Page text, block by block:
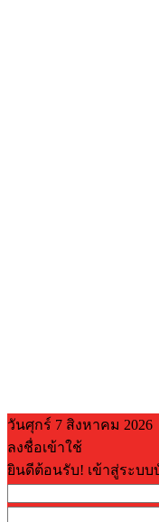
วันศุกร์ 7 สิงหาคม 2026
ลงชื่อเข้าใช้
ยินดีต้อนรับ! เข้าสู่ระบ